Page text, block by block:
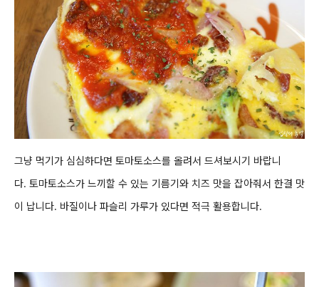
그냥 먹기가 심심하다면 토마토소스를 올려서 드셔보시기 바랍니
다. 토마토소스가 느끼할 수 있는 기름기와 치즈 맛을 잡아줘서 한결 맛
이 납니다. 바질이나 파슬리 가루가 있다면 적극 활용합니다.